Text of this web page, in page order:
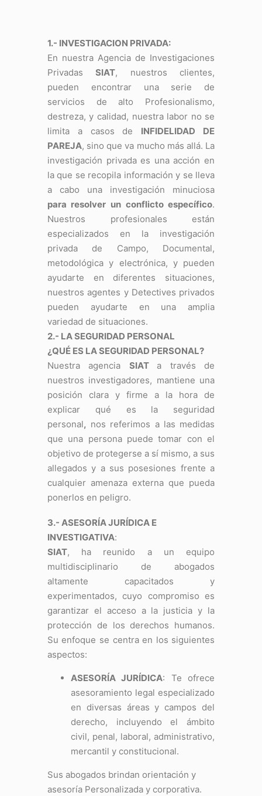
1.- INVESTIGACION PRIVADA:
En nuestra Agencia de Investigaciones
PrivadasSIAT, nuestros clientes,
pueden encontrar una serie de
servicios de alto Profesionalismo,
destreza, y calidad, nuestra labor no se
limita a casos de INFIDELIDAD DE
PAREJA, sino que va mucho más allá. La
investigación privada es una acción en
la que se recopila información y se lleva
a cabo una investigación minuciosa
para resolver un conflicto específico.
Nuestros profesionales están
especializados en la investigación
privada de Campo, Documental,
metodológica y electrónica, y pueden
ayudarte en diferentes situaciones,
nuestros agentes y Detectives privados
pueden ayudarte en una amplia
variedad de situaciones.
2.- LA SEGURIDAD PERSONAL
¿QUÉ ES LA SEGURIDAD PERSONAL?
Nuestra agencia SIAT a través de
nuestros investigadores, mantiene una
posición clara y firme a la hora de
explicar qué es la seguridad
personal, nos referimos a las medidas
que una persona puede tomar con el
objetivo de protegerse a sí mismo, a sus
allegados y a sus posesiones frente a
cualquier amenaza externa que pueda
ponerlos en peligro.
3.- ASESORÍA JURÍDICA E
INVESTIGATIVA:
SIAT, ha reunido a un equipo
multidisciplinario de abogados
altamente capacitados y
experimentados, cuyo compromiso es
garantizar el acceso a la justicia y la
protección de los derechos humanos.
Su enfoque se centra en los siguientes
aspectos:
ASESORÍA JURÍDICA: Te ofrece
asesoramiento legal especializado
en diversas áreas y campos del
derecho, incluyendo el ámbito
civil, penal, laboral, administrativo,
mercantil y constitucional.
Sus abogados brindan orientación y
asesoría Personalizada y corporativa.